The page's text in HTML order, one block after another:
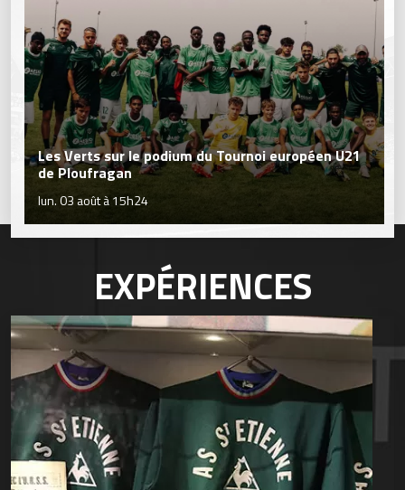
Les Verts sur le podium du Tournoi européen U21
de Ploufragan
lun. 03 août à 15h24
EXPÉRIENCES